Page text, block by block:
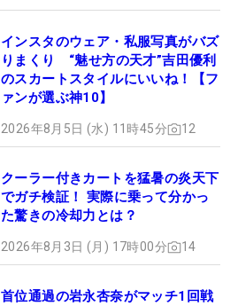
インスタのウェア・私服写真がバズ
りまくり “魅せ方の天才”吉田優利
のスカートスタイルにいいね！【フ
ァンが選ぶ神10】
2026年8月5日 (水) 11時45分 12
クーラー付きカートを猛暑の炎天下
でガチ検証！ 実際に乗って分かっ
た驚きの冷却力とは？
2026年8月3日 (月) 17時00分 14
首位通過の岩永杏奈がマッチ1回戦